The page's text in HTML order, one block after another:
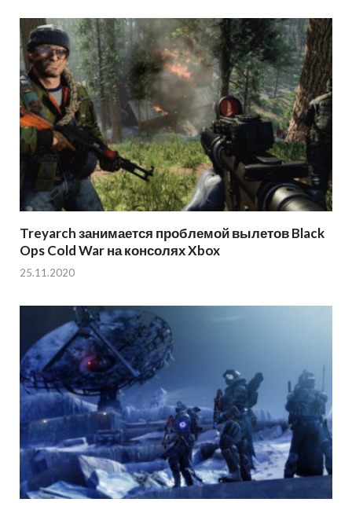
Treyarch занимается проблемой вылетов Black
Ops Cold War на консолях Xbox
25.11.2020